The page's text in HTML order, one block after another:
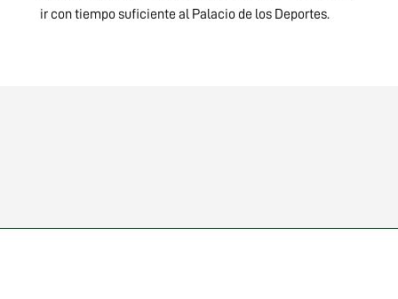
ir con tiempo suficiente al Palacio de los Deportes.